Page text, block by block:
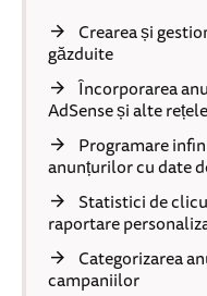
Crearea și
găzduite
Încorporarea
AdSense și alte
Programare
anunțurilor cu date
Statistici de
raportare
Categorizarea
campaniilor